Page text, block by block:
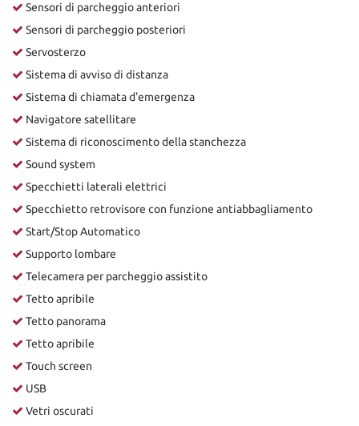
Sensori di parcheggio anteriori
Sensori di parcheggio posteriori
Servosterzo
Sistema di avviso di distanza
Sistema di chiamata d'emergenza
Navigatore satellitare
Sistema di riconoscimento della stanchezza
Sound system
Specchietti laterali elettrici
Specchietto retrovisore con funzione antiabbagliamento
Start/Stop Automatico
Supporto lombare
Telecamera per parcheggio assistito
Tetto apribile
Tetto panorama
Tetto apribile
Touch screen
USB
Vetri oscurati